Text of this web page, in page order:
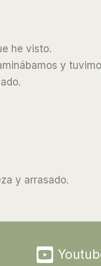
he visto.
y
y arrasado.